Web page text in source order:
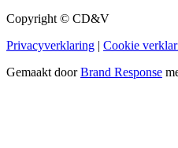
Copyright © CD&V
Privacyverklaring | Cookie
Gemaakt doorBrand Response